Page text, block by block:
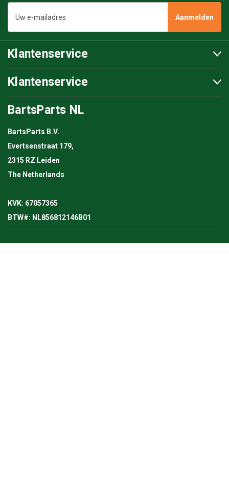
mailadres
Klantenservice
Klantenservice
BartsParts NL
BartsParts B.V.
Evertsenstraat 179,
2315 RZ Leiden
The Netherlands
KVK: 67057365
BTW#: NL856812146B01